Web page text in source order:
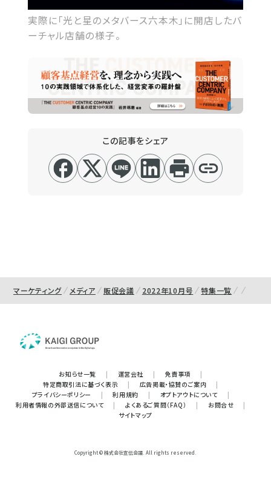
実際に「光と星のメタバース六本木」に開店したバ
ーチャル店舗の様子。
この記事をシェア
マーケティング メディア 販促会議 2022年10月号 特集一覧
お知らせ一覧 | 運営会社 | 免責事項
|
特定商取引法に基づく表示
| 広告掲載・協賛のご案内
|
プライバシーポリシー
| 利用規約 | オプトアウトについて
|
利用者情報の外部送信について
| よくあるご質問（FAQ） | お問合せ
|
サイトマップ
Copyright © 株式会社宣伝会議. All rights reserved.